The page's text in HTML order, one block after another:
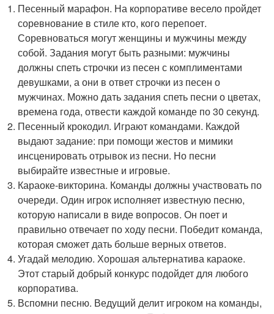
Песенный марафон. На корпоративе весело пройдет
соревнование в стиле кто, кого перепоет.
Соревноваться могут женщины и мужчины между
собой. Задания могут быть разными: мужчины
должны спеть строчки из песен с комплиментами
девушками, а они в ответ строчки из песен о
мужчинах. Можно дать задания спеть песни о цветах,
времена года, отвести каждой команде по 30 секунд.
Песенный крокодил. Играют командами. Каждой
выдают задание: при помощи жестов и мимики
инсценировать отрывок из песни. Но песни
выбирайте известные и игровые.
Караоке-викторина. Команды должны участвовать по
очереди. Один игрок исполняет известную песню,
которую написали в виде вопросов. Он поет и
правильно отвечает по ходу песни. Победит команда,
которая сможет дать больше верных ответов.
Угадай мелодию. Хорошая альтернатива караоке.
Этот старый добрый конкурс подойдет для любого
корпоратива.
Вспомни песню. Ведущий делит игроком на команды,